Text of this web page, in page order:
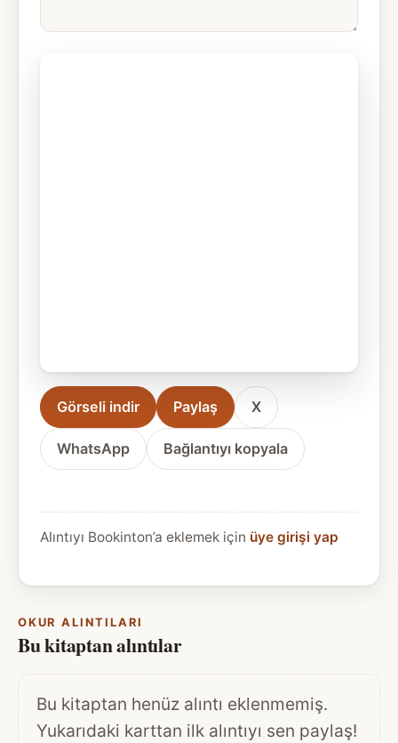
Görseli indir Paylaş X
WhatsApp Bağlantıyı kopyala
Alıntıyı Bookinton’a eklemek için üye girişi yap
OKUR ALINTILARI
Bu kitaptan alıntılar
Bu kitaptan henüz alıntı eklenmemiş.
Yukarıdaki karttan ilk alıntıyı sen paylaş!